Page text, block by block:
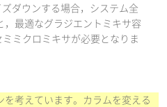
ダウンする場合，システム全
最適なグラジエントミキサ容
ミクロミキサが必要となりま
を考えています。カラムを変える